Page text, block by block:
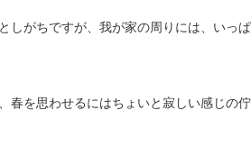
しがちですが、我が家の周りには、いっ
春を思わせるにはちょいと寂しい感じの佇